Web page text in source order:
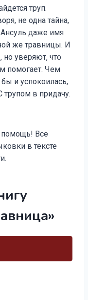
труп.
не одна тайна,
даже имя
же травницы. И
но уверяют, что
помогает. Чем
и успокоилась,
в придачу.
помощь! Все
в тексте